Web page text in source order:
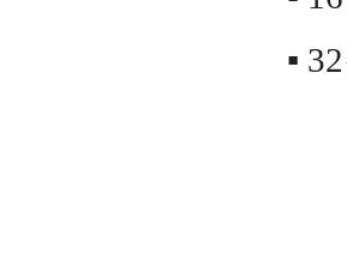
▪ 32